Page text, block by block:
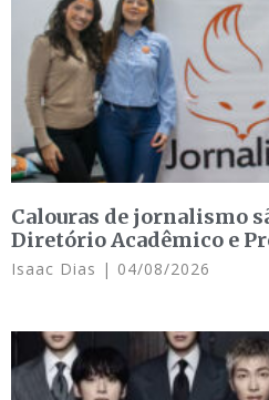
Calouras de jornalismo
Diretório Acadêmico e
Isaac Dias 04/08/2026